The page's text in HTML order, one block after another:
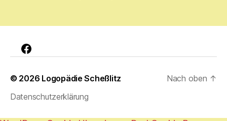
Facebook
© 2026 Logopädie Scheßlitz
Datenschutzerklärung
Nach oben ↑